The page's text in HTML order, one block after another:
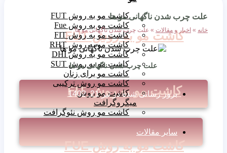
کاشت مو به روش FUT
کاشت مو به روش FIT
کاشت مو به روش FUE
کاشت مو به روش FUT
کاشت مو به روش Fue
کاشت مو به روش FIT
کاشت مو به روش RHT
کاشت مو به روش DHI
کاشت مو به روش SUT
کاشت مو برای زنان
کاشت مو روش ترکیبی
کاشت مو روش
میگروگرافت
کاشت مو روش نئوگرافت
علت چرب شدن ناگهانی مو ها
خانه » اخبار و مقالات » علت چرب شدن ناگهانی مو ها
علت چرب شدن ناگهانی مو ها
بروز رسانی شده درتیر 21, 1402
سایر مقالات